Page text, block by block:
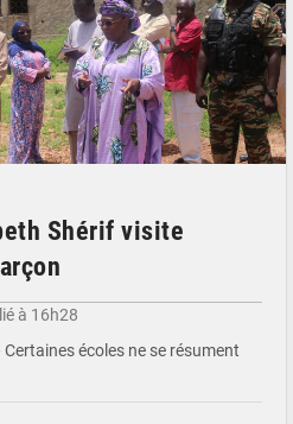
Shérif visite
à 16h28
écoles ne se résument